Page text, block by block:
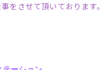
をさせて頂いております。